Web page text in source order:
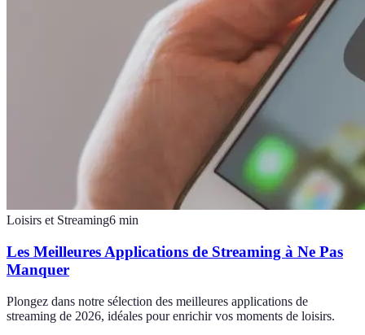
Loisirs et Streaming6 min
Les Meilleures Applications de Streaming à Ne Pas
Manquer
Plongez dans notre sélection des meilleures applications de
streaming de 2026, idéales pour enrichir vos moments de loisirs.